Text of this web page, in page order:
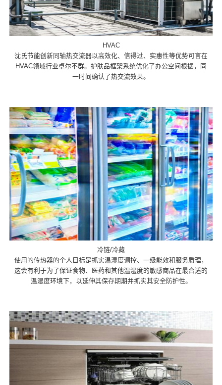
HVAC
沈氏节能创新同轴热交流器以高效化、信得过、实惠性等优势可言在
HVAC领域行业卓尔不群。护肤品框架系统优化了办公空间根据，同
一时间确认了热交流效果。
冷链/冷藏
使用的传热器的个人目标是抓实温湿度调控、一级能效和服务质理，
这会有利于为了保证食物、医药和其他温湿度的敏感商品在最合适的
温湿度环境下，以延伸其保存期期并抓实其安全防护性。